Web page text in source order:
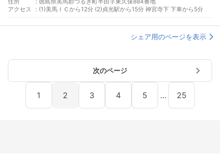
アクセス
: (1)美馬ＩＣから12分 (2)貞光駅から15分 神宮寺下 下車から5分
シェア用のページを表示
次のページ
1 2 3 4 5 … 25